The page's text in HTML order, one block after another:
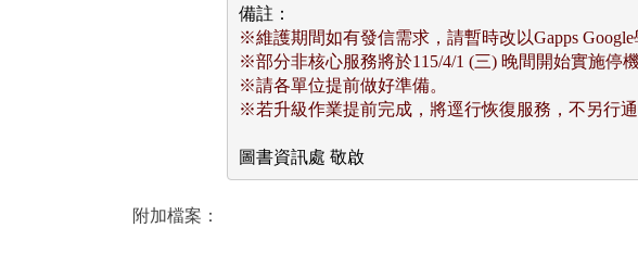
※維護期間如有發信需求，請暫時改以Gapps
※部分非核心服務將於115/4/1 (三) 晚間開始實施停
※請各單位提前做好準備。
※若升級作業提前完成，將逕行恢復服務，不另行通
圖書資訊處 敬啟
附加檔案：